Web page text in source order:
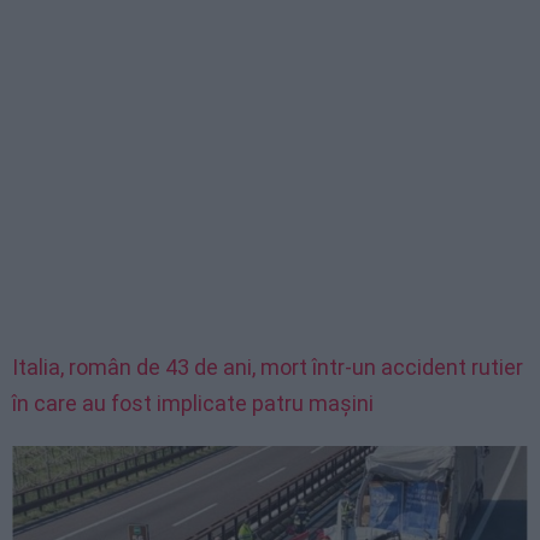
Italia, român de 43 de ani, mort într-un accident rutier
în care au fost implicate patru mașini